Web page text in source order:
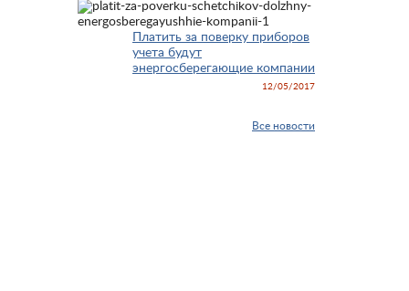
Платить за поверку приборов
учета будут
энергосберегающие компании
12/05/2017
Все новости